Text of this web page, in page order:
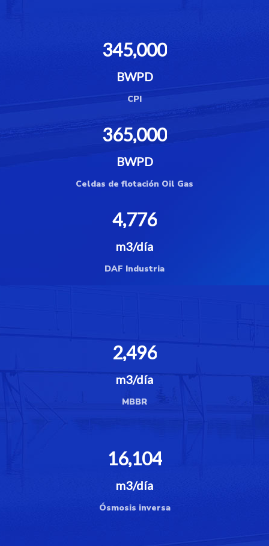
345,000
BWPD
CPI
365,000
BWPD
Celdas de flotación Oil Gas
4,776
m3/día
DAF Industria
2,496
m3/día
MBBR
16,104
m3/día
Ósmosis inversa